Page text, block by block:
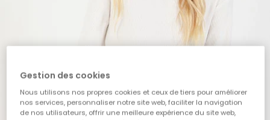
Gestion des cookies
Nous utilisons nos propres cookies et ceux de tiers pour améliorer
nos services, personnaliser notre site web, faciliter la navigation
de nos utilisateurs, offrir une meilleure expérience du site web,